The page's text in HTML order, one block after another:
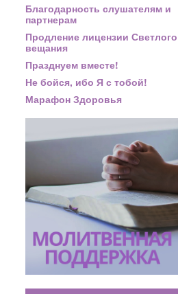
Благодарность слушателям и
партнерам
Продление лицензии Светлого
вещания
Празднуем вместе!
Не бойся, ибо Я с тобой!
Марафон Здоровья